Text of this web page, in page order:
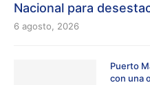
Nacional para
6 agosto, 2026
Puerto
con una